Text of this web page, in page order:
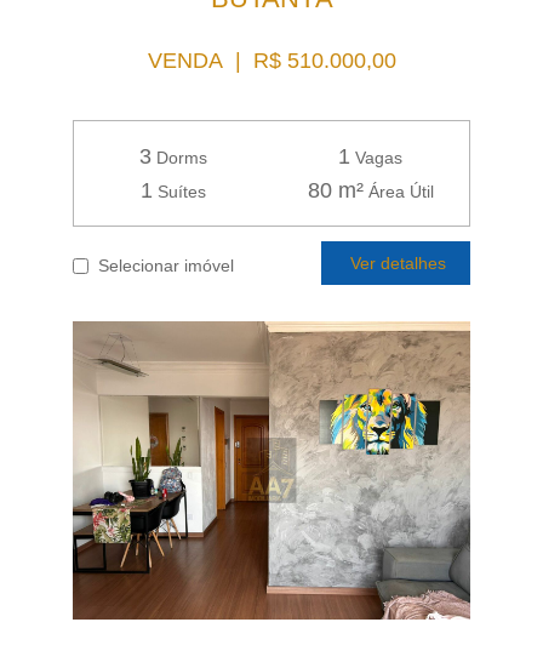
VENDA | R$ 510.000,00
3Dorms 1 Vagas
1 Suítes 80 m²Área Útil
Selecionar imóvel Ver detalhes